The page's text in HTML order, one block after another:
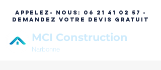
APPELEZ- NOUS:
06 21 41 02 57 -
DEMANDEZ VOTRE DEVIS GRATUIT
MCI Construction
Narbonne